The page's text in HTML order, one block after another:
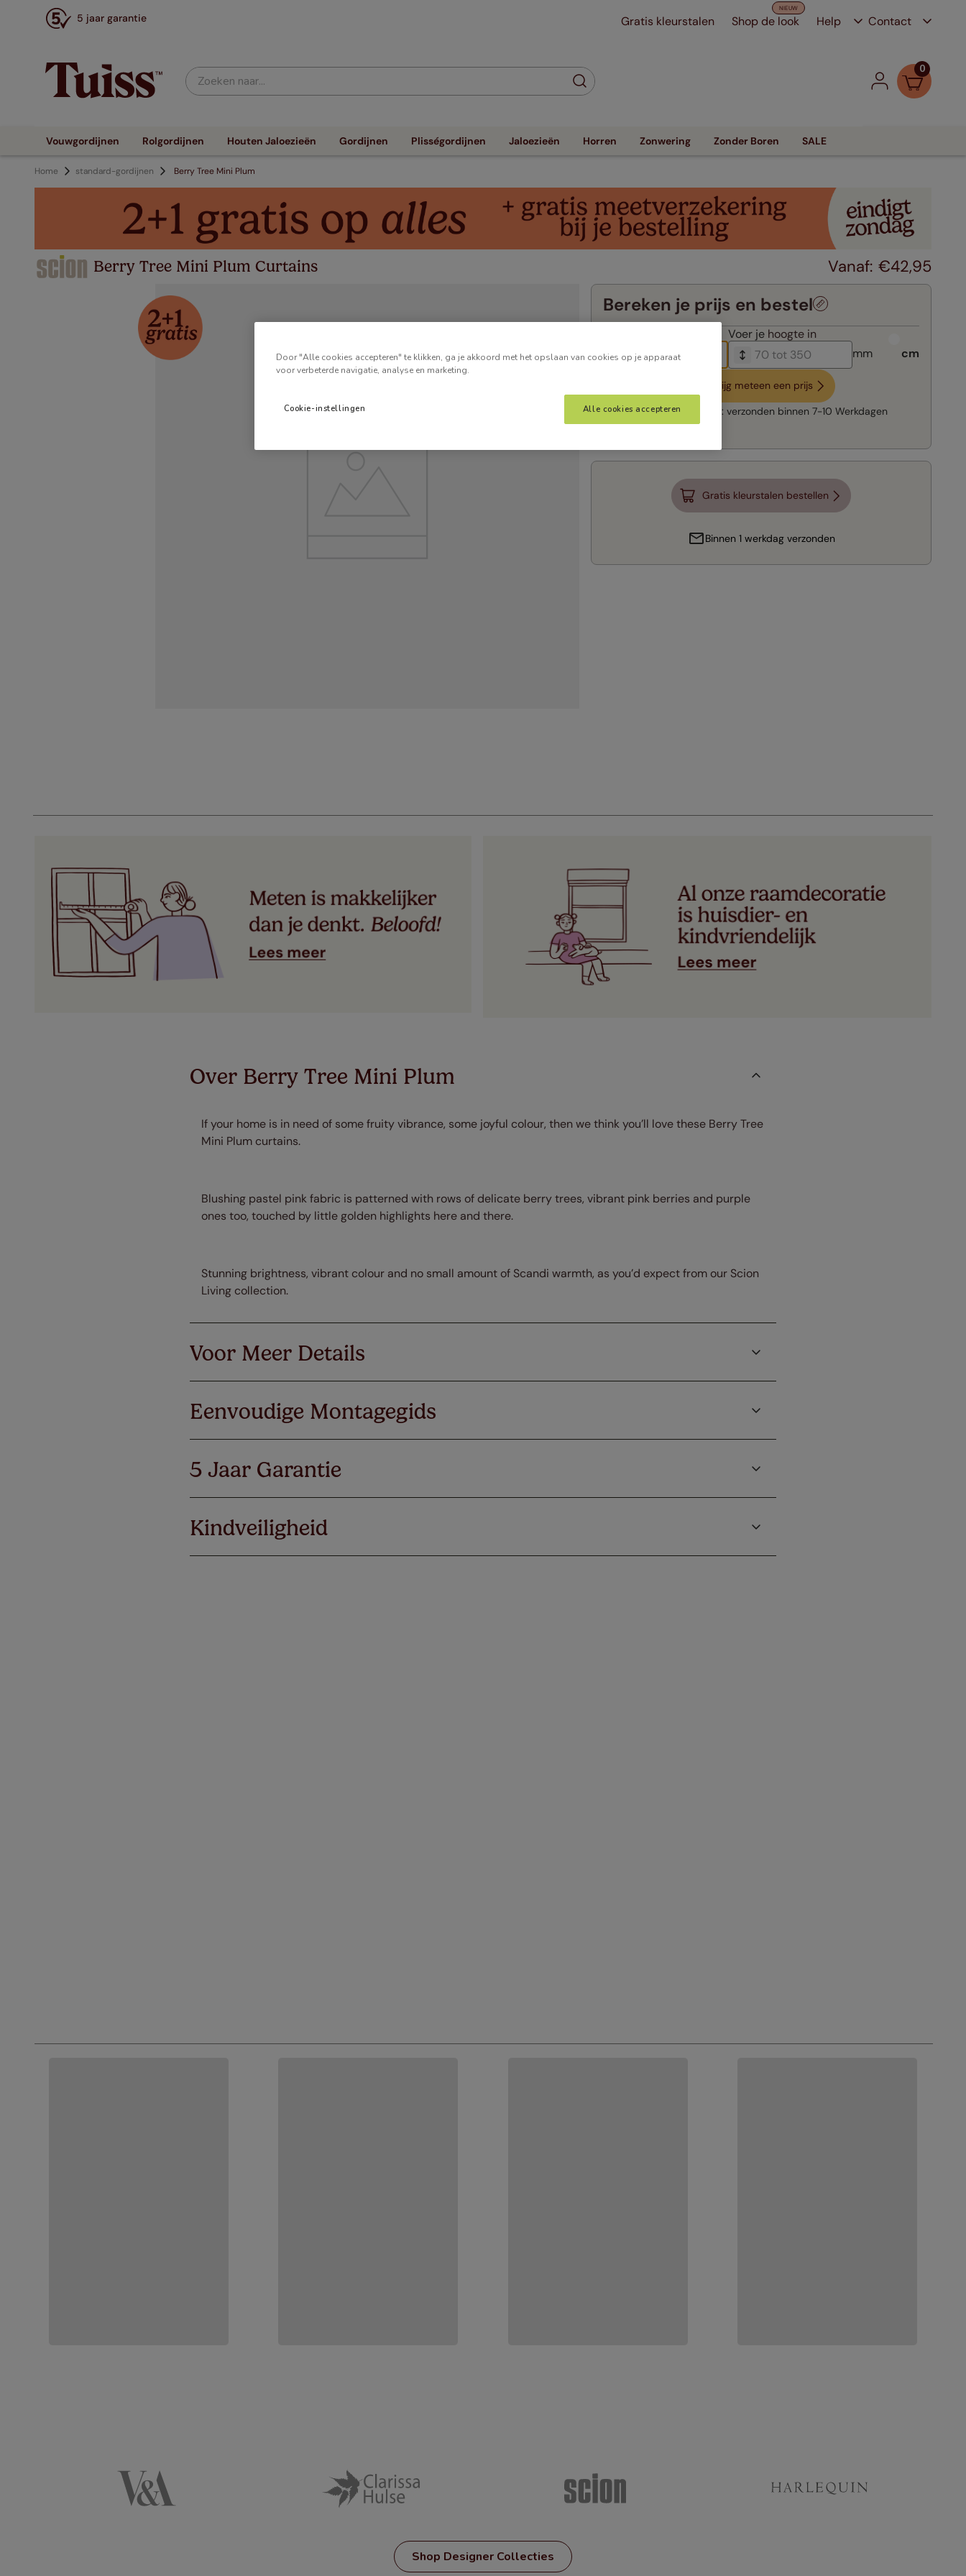
5 jaar garantie Gratis kleurstalen Shop de look Help Contact
Zoeken naar... 0
Vouwgordijnen Rolgordijnen Houten Jaloezieën Gordijnen Plisségordijnen Jaloezieën Horren Zonwering Zonder Boren SALE
Home standard-gordijnen Berry Tree Mini Plum
Berry Tree Mini Plum Curtains €42,95
Bereken je prijs en bestel
Voer je hoogte in
mm
cm
Krijg meteen een prijs
Snelle levering: verzonden binnen 7-10 Werkdagen
Gratis kleurstalen bestellen
Binnen 1 werkdag verzonden
Over Berry Tree Mini Plum
If your home is in need of some fruity vibrance, some joyful colour, then we think you’ll love these Berry Tree
Mini Plum curtains.
Blushing pastel pink fabric is patterned with rows of delicate berry trees, vibrant pink berries and purple
ones too, touched by little golden highlights here and there.
Stunning brightness, vibrant colour and no small amount of Scandi warmth, as you’d expect from our Scion
Living collection.
Voor Meer Details
Eenvoudige Montagegids
5 Jaar Garantie
Kindveiligheid
Shop Designer Collecties
Door "Alle cookies accepteren" te klikken, ga je akkoord met het opslaan van cookies op je apparaat
voor verbeterde navigatie, analyse en marketing.
Cookie-instellingen Alle cookies accepteren